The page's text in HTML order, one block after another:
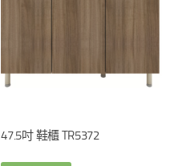
47.5吋 鞋櫃 TR5372